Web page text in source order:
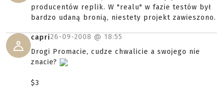
producentów replik. W "realu" w fazie testów był
bardzo udaną bronią, niestety projekt zawieszono.
capri26-09-2008 @ 18:55
Drogi Promacie, cudze chwalicie a swojego nie
znacie?
$3